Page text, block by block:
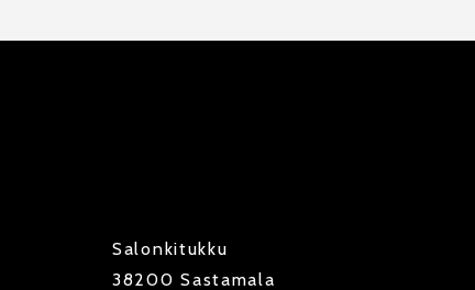
Salonkitukku
38200 Sastamala